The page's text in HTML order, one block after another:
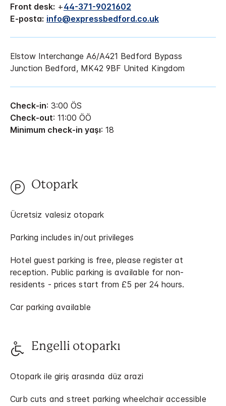
Front desk: +44-371-9021602
E-posta: info@expressbedford.co.uk
Elstow Interchange A6/A421 Bedford Bypass
Junction Bedford, MK42 9BF United Kingdom
Check-in: 3:00 ÖS
Check-out: 11:00 ÖÖ
Minimum check-in yaşı: 18
Otopark
Ücretsiz valesiz otopark
Parking includes in/out privileges
Hotel guest parking is free, please register at
reception. Public parking is available for non-
residents - prices start from £5 per 24 hours.
Car parking available
Engelli otoparkı
Otopark ile giriş arasında düz arazi
Curb cuts and street parking wheelchair accessible